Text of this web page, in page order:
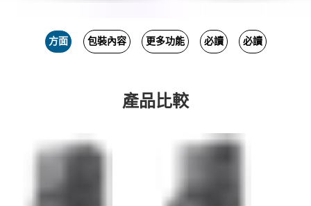
方面 包裝內容 更多功能 必讀 必讀
產品比較